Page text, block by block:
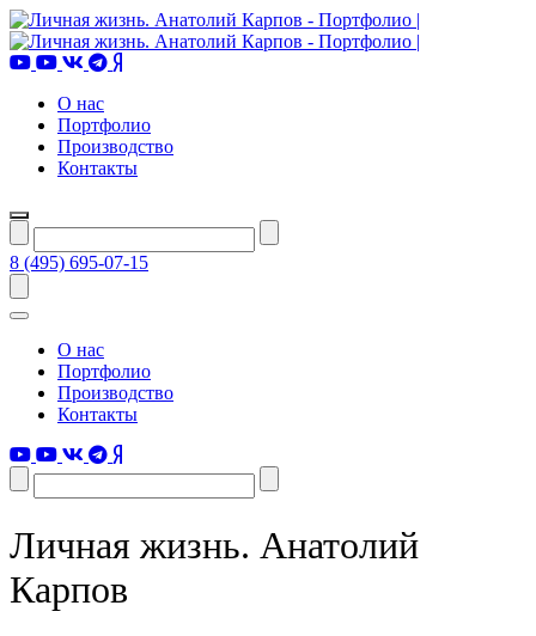
О нас
Портфолио
Производство
Контакты
8 (495) 695-07-15
О нас
Портфолио
Производство
Контакты
Личная жизнь. Анатолий
Карпов